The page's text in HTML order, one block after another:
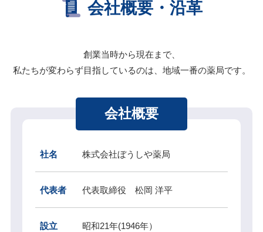
会社概要・沿革
創業当時から現在まで、
私たちが変わらず目指しているのは、 地域一番の薬局です。
会社概要
社名 株式会社ぼうしや薬局
代表者 代表取締役 松岡 洋平
設立
昭和21年(1946年）